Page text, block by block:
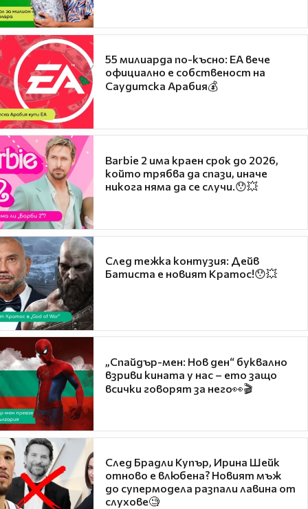
55 милиарда по-късно: EA вече
официално е собственост на
Саудитска Арабия💰
Barbie 2 има краен срок до 2026,
който трябва да спази, иначе
никога няма да се случи.😯💥
След тежка контузия: Дейв
Батиста е новият Кратос!😯💥
„Спайдър-мен: Нов ден“ буквално
взриви кината у нас – ето защо
всички говорят за него👀🎬
След Брадли Купър, Ирина Шейк
отново е влюбена? Новият мъж
до супермодела разпали лавина от
слухове🧐